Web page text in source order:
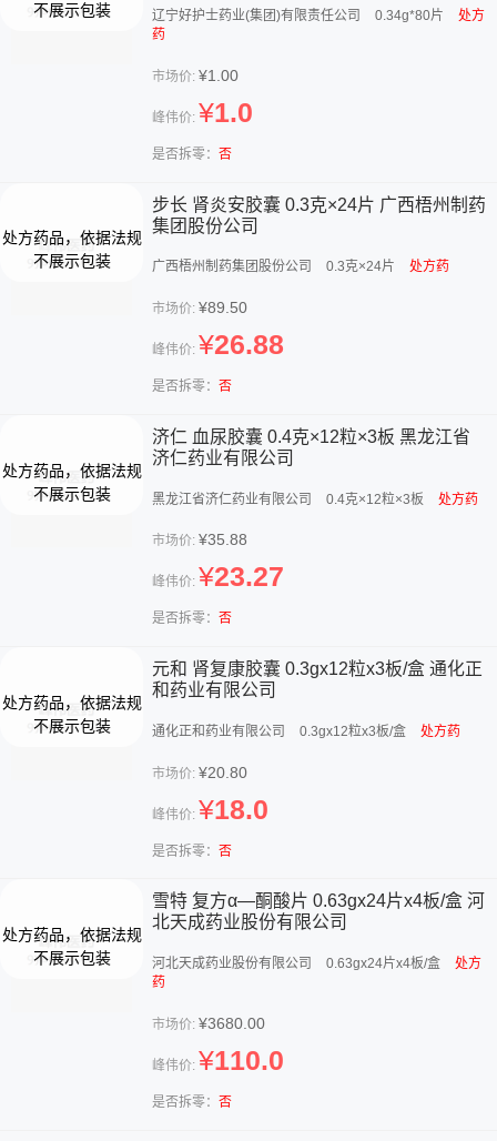
辽宁好护士药业(集团)有限责任公司 0.34g*80片
处方
药
市场价: ¥1.00
峰伟价: ¥1.0
是否拆零： 否
步长 肾炎安胶囊 0.3克×24片 广西梧州制药
集团股份公司
广西梧州制药集团股份公司 0.3克×24片 处方药
市场价: ¥89.50
峰伟价: ¥26.88
是否拆零： 否
济仁 血尿胶囊 0.4克×12粒×3板 黑龙江省
济仁药业有限公司
黑龙江省济仁药业有限公司 0.4克×12粒×3板 处方药
市场价: ¥35.88
峰伟价: ¥23.27
是否拆零： 否
元和 肾复康胶囊 0.3gx12粒x3板/盒 通化正
和药业有限公司
通化正和药业有限公司 0.3gx12粒x3板/盒 处方药
市场价: ¥20.80
峰伟价: ¥18.0
是否拆零： 否
雪特 复方α—酮酸片 0.63gx24片x4板/盒 河
北天成药业股份有限公司
河北天成药业股份有限公司 0.63gx24片x4板/盒
处方
药
市场价: ¥3680.00
峰伟价: ¥110.0
是否拆零： 否